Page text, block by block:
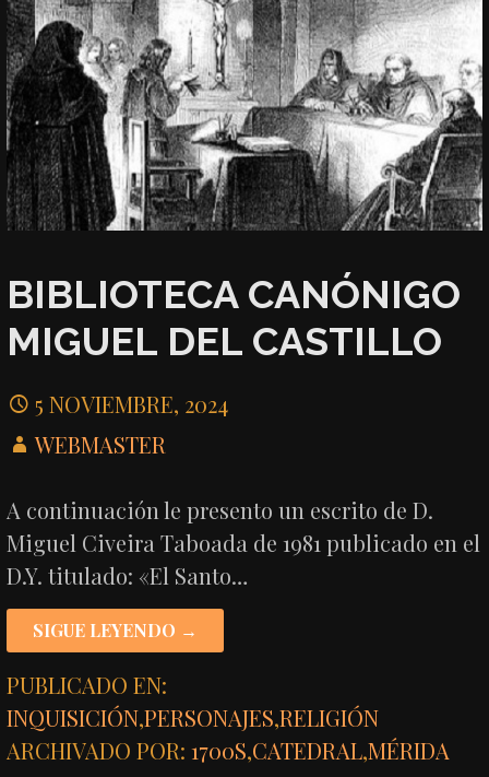
BIBLIOTECA CANÓNIGO
MIGUEL DEL CASTILLO
5 NOVIEMBRE, 2024
WEBMASTER
A continuación le presento un escrito de D.
Miguel Civeira Taboada de 1981 publicado en el
D.Y. titulado: «El Santo…
SIGUE LEYENDO →
PUBLICADO EN:
INQUISICIÓN,PERSONAJES,RELIGIÓN
ARCHIVADO POR:1700S,CATEDRAL,MÉRIDA